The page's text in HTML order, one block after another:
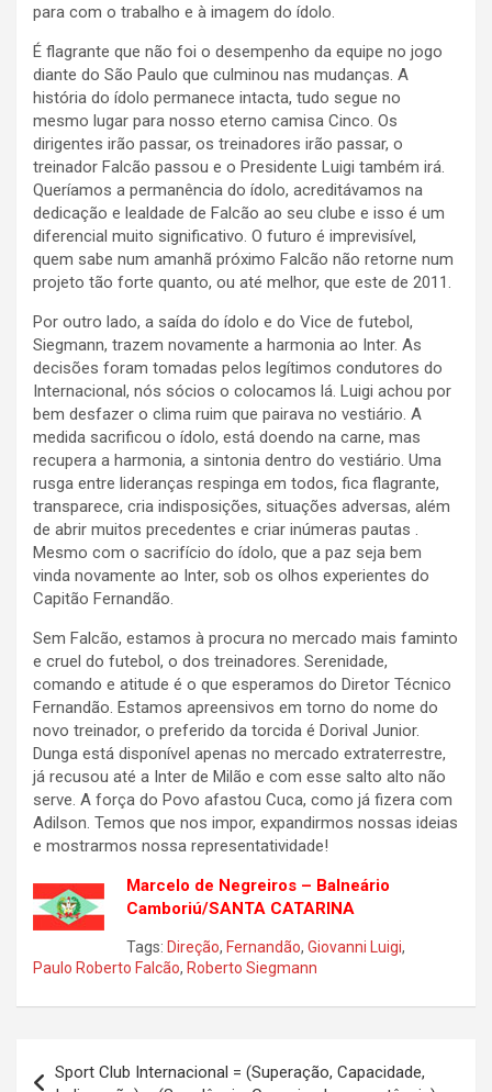
para com o trabalho e à imagem do ídolo.
É flagrante que não foi o desempenho da equipe no jogo
diante do São Paulo que culminou nas mudanças. A
história do ídolo permanece intacta, tudo segue no
mesmo lugar para nosso eterno camisa Cinco. Os
dirigentes irão passar, os treinadores irão passar, o
treinador Falcão passou e o Presidente Luigi também irá.
Queríamos a permanência do ídolo, acreditávamos na
dedicação e lealdade de Falcão ao seu clube e isso é um
diferencial muito significativo. O futuro é imprevisível,
quem sabe num amanhã próximo Falcão não retorne num
projeto tão forte quanto, ou até melhor, que este de 2011.
Por outro lado, a saída do ídolo e do Vice de futebol,
Siegmann, trazem novamente a harmonia ao Inter. As
decisões foram tomadas pelos legítimos condutores do
Internacional, nós sócios o colocamos lá. Luigi achou por
bem desfazer o clima ruim que pairava no vestiário. A
medida sacrificou o ídolo, está doendo na carne, mas
recupera a harmonia, a sintonia dentro do vestiário. Uma
rusga entre lideranças respinga em todos, fica flagrante,
transparece, cria indisposições, situações adversas, além
de abrir muitos precedentes e criar inúmeras pautas .
Mesmo com o sacrifício do ídolo, que a paz seja bem
vinda novamente ao Inter, sob os olhos experientes do
Capitão Fernandão.
Sem Falcão, estamos à procura no mercado mais faminto
e cruel do futebol, o dos treinadores. Serenidade,
comando e atitude é o que esperamos do Diretor Técnico
Fernandão. Estamos apreensivos em torno do nome do
novo treinador, o preferido da torcida é Dorival Junior.
Dunga está disponível apenas no mercado extraterrestre,
já recusou até a Inter de Milão e com esse salto alto não
serve. A força do Povo afastou Cuca, como já fizera com
Adilson. Temos que nos impor, expandirmos nossas ideias
e mostrarmos nossa representatividade!
Marcelo de Negreiros – Balneário
Camboriú/SANTA CATARINA
Tags: Direção, Fernandão, Giovanni Luigi,
Paulo Roberto Falcão, Roberto Siegmann
Sport Club Internacional = (Superação, Capacidade,